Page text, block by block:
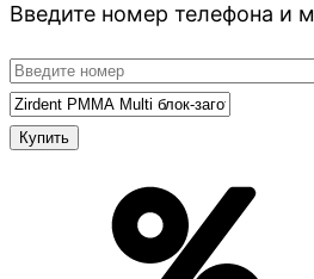
Введите номер телефона и